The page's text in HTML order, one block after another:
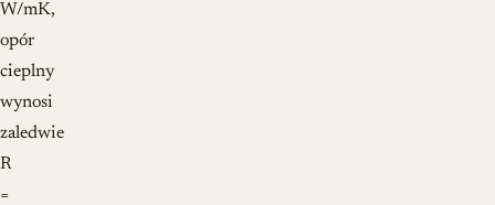
W/mK,
opór
cieplny
wynosi
zaledwie
R
=